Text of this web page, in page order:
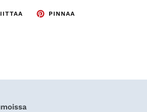
TWIITTAA
TWITTERISSÄ
PINNAA